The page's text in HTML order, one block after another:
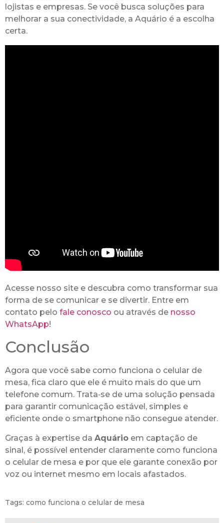
lojistas e empresas. Se você busca soluções para
melhorar a sua conectividade, a Aquário é a escolha
certa.
Acesse nosso site e descubra como transformar sua
forma de se comunicar e se divertir. Entre em
contato pelo fale conosco ou através de nosso
WhatsApp!
Conclusão
Agora que você sabe como funciona o celular de
mesa, fica claro que ele é muito mais do que um
telefone comum. Trata‑se de uma solução pensada
para garantir comunicação estável, simples e
eficiente onde o smartphone não consegue atender.
Graças à expertise da Aquário em captação de
sinal, é possível entender claramente como funciona
o celular de mesa e por que ele garante conexão por
voz ou internet mesmo em locais afastados.
Tags: como funciona o celular de mesa